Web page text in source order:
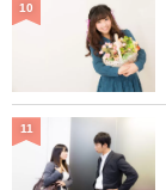
10
11